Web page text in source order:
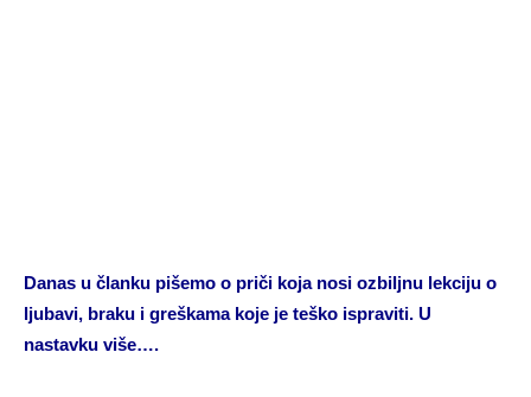
Danas u članku pišemo o priči koja nosi ozbiljnu lekciju o
ljubavi, braku i greškama koje je teško ispraviti. U
nastavku više….